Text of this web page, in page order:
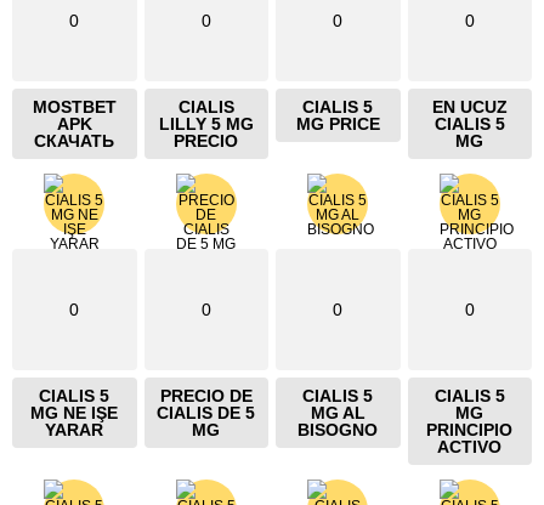
0
MOSTBET
APK
СКАЧАТЬ
0
CIALIS
LILLY 5 MG
PRECIO
0
CIALIS 5
MG PRICE
0
EN UCUZ
CIALIS 5
MG
0
CIALIS 5
MG NE IŞE
YARAR
0
PRECIO DE
CIALIS DE 5
MG
0
CIALIS 5
MG AL
BISOGNO
0
CIALIS 5
MG
PRINCIPIO
ACTIVO